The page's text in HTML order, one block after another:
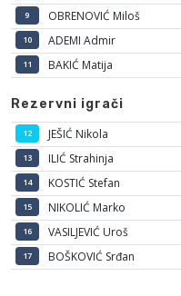
9 OBRENOVIĆ Miloš
10 ADEMI Admir
11 BAKIĆ Matija
Rezervni igrači
12 JEŠIĆ Nikola
13 ILIĆ Strahinja
14 KOSTIĆ Stefan
15 NIKOLIĆ Marko
16 VASILJEVIĆ Uroš
17 BOŠKOVIĆ Srđan